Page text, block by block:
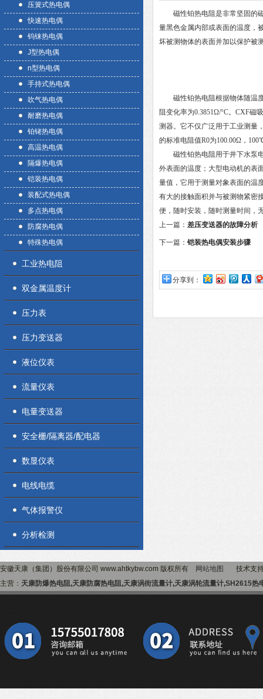
压簧式热电偶
快速热电偶
钨铼热电偶
J型热电偶
n型热电偶
手持式热电偶
吹气热电偶
耐磨热电偶
铂铑热电偶
高温热电偶
隔爆热电偶
铠装热电偶
装配式热电偶
多点热电偶
防腐热电偶
特殊热电偶
工业热电阻
双金属温度计
压力表
压力变送器
液位仪表
流量仪表
电量变送器
安全栅/隔离器/配电器
数显仪表
电线电缆
气体报警仪
分析检测
磁性铂热电阻是非常坚固的磁
量黑色金属内部或表面的温度，
坏被测物体的表面并加以保护被
磁性铂热电阻根据物体随温度
阻变化率为0.3851Ω/°C。CXF磁
测器。它不仅广泛用于工业测量
的标准电阻值R0为100.00Ω，
磁性铂热电阻用于井下水泵电
外表面的温度；大型电动机的表
量值，它用于测量对象表面的温
有大的接触面积并与被测物紧密
便，随时安装，随时测量时间，
上一篇： 差压变送器的故障分析
下一篇： 铠装热电偶安装步骤
分享到：
安徽天康（集团）股份有限公司 www.ahtkybw.com 版权所有 网站地图
技术支
主营： 天康防爆热电阻,天康防腐热电阻,天康涡街流量计,天康涡轮流量计,SH2615热